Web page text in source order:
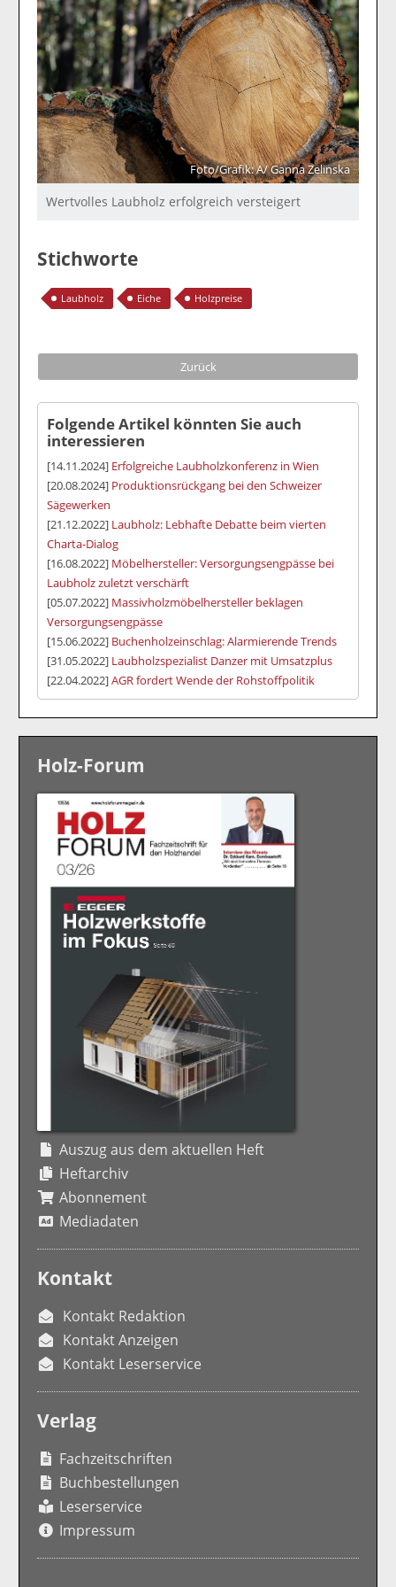
Foto/Grafik: A/ Ganna Zelinska
Wertvolles Laubholz erfolgreich versteigert
Stichworte
Laubholz Eiche Holzpreise
Zurück
Folgende Artikel könnten Sie auch
interessieren
[14.11.2024] Erfolgreiche Laubholzkonferenz in Wien
[20.08.2024] Produktionsrückgang bei den Schweizer
Sägewerken
[21.12.2022] Laubholz: Lebhafte Debatte beim vierten
Charta-Dialog
[16.08.2022] Möbelhersteller: Versorgungsengpässe bei
Laubholz zuletzt verschärft
[05.07.2022] Massivholzmöbelhersteller beklagen
Versorgungsengpässe
[15.06.2022] Buchenholzeinschlag: Alarmierende Trends
[31.05.2022] Laubholzspezialist Danzer mit Umsatzplus
[22.04.2022]AGR fordert Wende der Rohstoffpolitik
Holz-Forum
Auszug aus dem aktuellen Heft
Heftarchiv
Abonnement
Mediadaten
Kontakt
Kontakt Redaktion
Kontakt Anzeigen
Kontakt Leserservice
Verlag
Fachzeitschriften
Buchbestellungen
Leserservice
Impressum